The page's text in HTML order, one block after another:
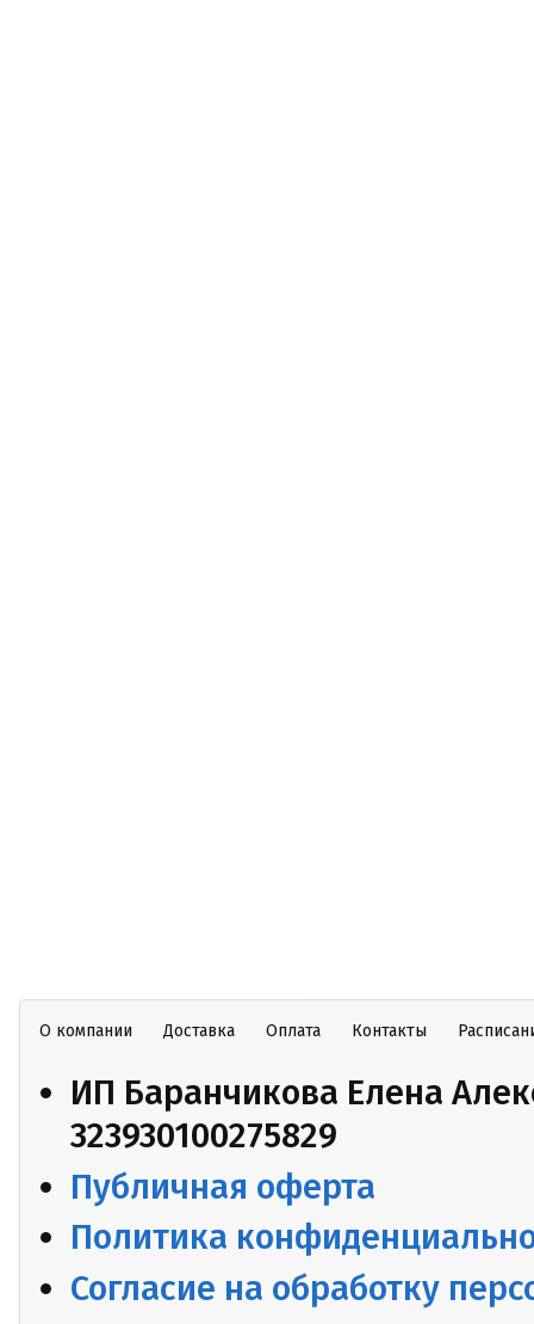
О компании Доставка Оплата Контакты
ИП Баранчикова Елена
323930100275829
Публичная оферта
Политика
Согласие на обработку